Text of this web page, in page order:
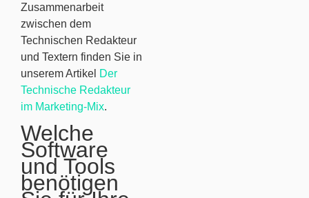
Zusammenarbeit
zwischen dem
Technischen Redakteur
und Textern finden Sie in
unserem Artikel Der
Technische Redakteur
im Marketing-Mix.
Welche
Software
und Tools
benötigen